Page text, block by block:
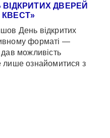
ДВЕРЕЙ
День відкритих
форматі —
можливість
лише ознайомитися з